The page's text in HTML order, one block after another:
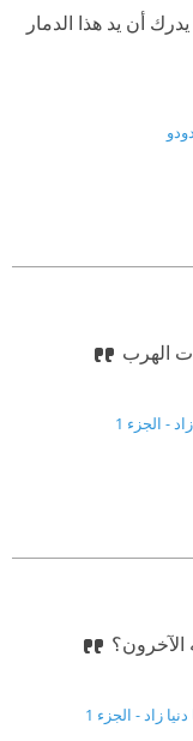
أن يد هذا الدمار
الهرب
- الجزء 1
الآخرون؟
زاد - الجزء 1